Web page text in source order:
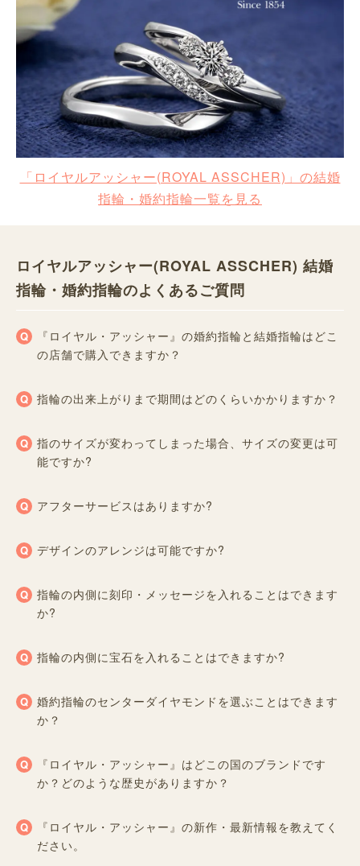
「ロイヤルアッシャー(ROYAL ASSCHER)」の結婚
指輪・婚約指輪一覧を見る
ロイヤルアッシャー(ROYAL ASSCHER) 結婚
指輪・婚約指輪のよくあるご質問
『ロイヤル・アッシャー』の婚約指輪と結婚指輪はどこ
の店舗で購入できますか？
指輪の出来上がりまで期間はどのくらいかかりますか？
指のサイズが変わってしまった場合、サイズの変更は可
能ですか?
アフターサービスはありますか?
デザインのアレンジは可能ですか?
指輪の内側に刻印・メッセージを入れることはできます
か?
指輪の内側に宝石を入れることはできますか?
婚約指輪のセンターダイヤモンドを選ぶことはできます
か？
『ロイヤル・アッシャー』はどこの国のブランドです
か？どのような歴史がありますか？
『ロイヤル・アッシャー』の新作・最新情報を教えてく
ださい。